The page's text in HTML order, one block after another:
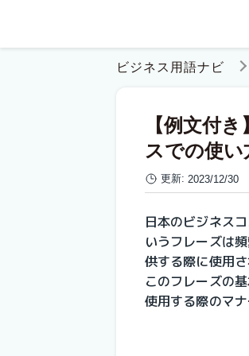
ビジネス用語ナビ
【例文付
スでの使い
更新: 2023/12/30
日本のビジネス
いうフレーズは
供する際に使用
このフレーズの
使用する際のマ